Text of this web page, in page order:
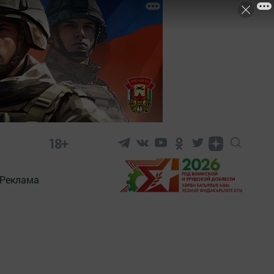
18+
Реклама